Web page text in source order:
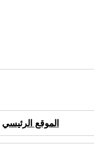
الموقع الرئيسي